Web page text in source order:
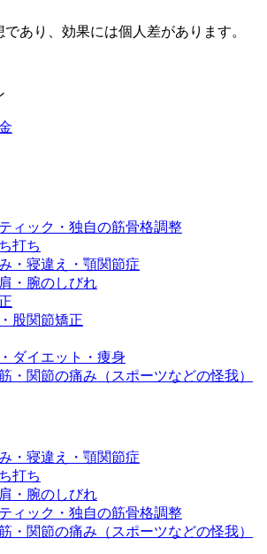
あり、効果には個人差があります。
ィック・独自の筋骨格調整
打ち
・寝違え・顎関節症
・腕のしびれ
股関節矯正
ダイエット・痩身
・関節の痛み（スポーツなどの怪我）
・寝違え・顎関節症
打ち
・腕のしびれ
ィック・独自の筋骨格調整
・関節の痛み（スポーツなどの怪我）